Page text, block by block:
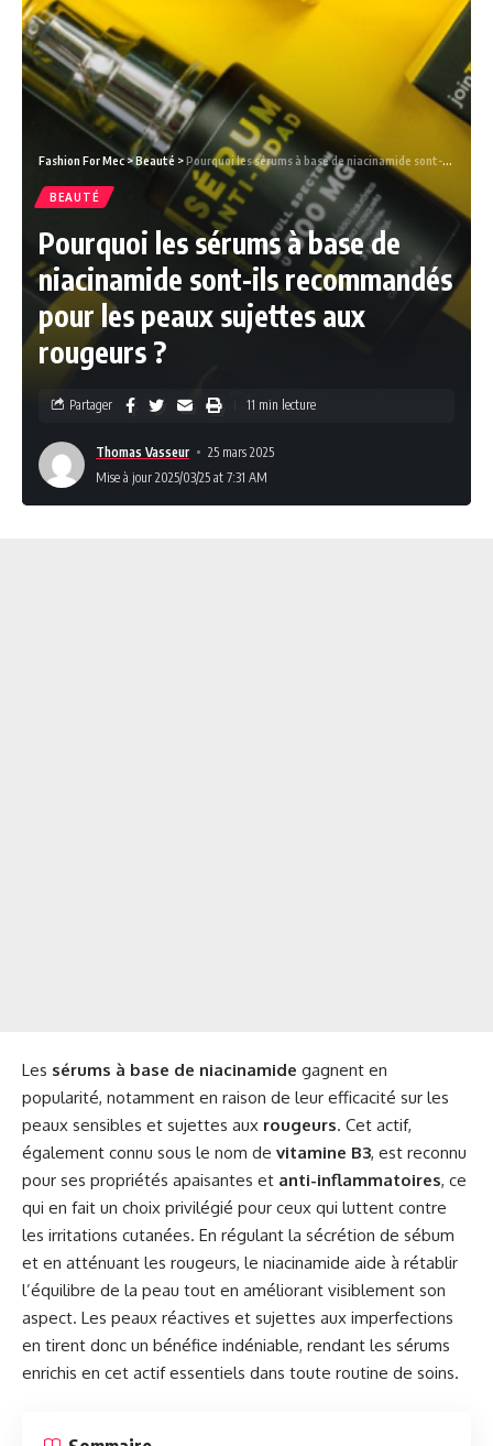
Fashion For Mec>Beauté >Pourquoi les sérums à base de niacinamide sont-ils recommandés pour les peaux sujettes aux rougeurs ?
BEAUTÉ
Pourquoi les sérums à base de
niacinamide sont-ils recommandés
pour les peaux sujettes aux
rougeurs ?
Thomas Vasseur
25 mars 2025
Mise à jour 2025/03/25 at 7:31 AM
Partager 11 min lecture
Les sérums à base de niacinamide gagnent en
popularité, notamment en raison de leur efficacité sur les
peaux sensibles et sujettes aux rougeurs. Cet actif,
également connu sous le nom de vitamine B3, est reconnu
pour ses propriétés apaisantes et anti-inflammatoires, ce
qui en fait un choix privilégié pour ceux qui luttent contre
les irritations cutanées. En régulant la sécrétion de sébum
et en atténuant les rougeurs, le niacinamide aide à rétablir
l’équilibre de la peau tout en améliorant visiblement son
aspect. Les peaux réactives et sujettes aux imperfections
en tirent donc un bénéfice indéniable, rendant les sérums
enrichis en cet actif essentiels dans toute routine de soins.